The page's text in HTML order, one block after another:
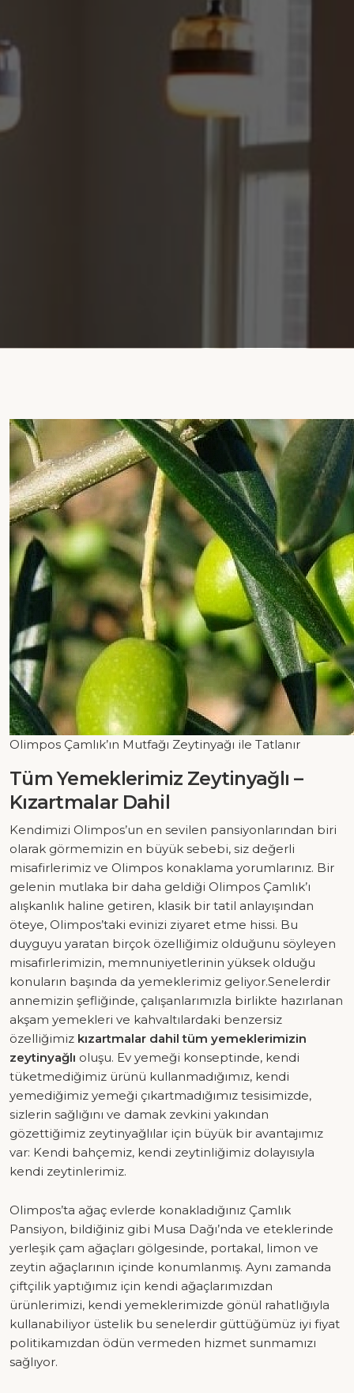
Olimpos Çamlık’ın Mutfağı Zeytinyağı ile Tatlanır
Tüm Yemeklerimiz Zeytinyağlı –
Kızartmalar Dahil
Kendimizi Olimpos’un en sevilen pansiyonlarından biri
olarak görmemizin en büyük sebebi, siz değerli
misafirlerimiz ve Olimpos konaklama yorumlarınız. Bir
gelenin mutlaka bir daha geldiği Olimpos Çamlık’ı
alışkanlık haline getiren, klasik bir tatil anlayışından
öteye, Olimpos’taki evinizi ziyaret etme hissi. Bu
duyguyu yaratan birçok özelliğimiz olduğunu söyleyen
misafirlerimizin, memnuniyetlerinin yüksek olduğu
konuların başında da yemeklerimiz geliyor.Senelerdir
annemizin şefliğinde, çalışanlarımızla birlikte hazırlanan
akşam yemekleri ve kahvaltılardaki benzersiz
özelliğimiz kızartmalar dahil tüm yemeklerimizin
zeytinyağlı oluşu. Ev yemeği konseptinde, kendi
tüketmediğimiz ürünü kullanmadığımız, kendi
yemediğimiz yemeği çıkartmadığımız tesisimizde,
sizlerin sağlığını ve damak zevkini yakından
gözettiğimiz zeytinyağlılar için büyük bir avantajımız
var: Kendi bahçemiz, kendi zeytinliğimiz dolayısıyla
kendi zeytinlerimiz.
Olimpos’ta ağaç evlerde konakladığınız Çamlık
Pansiyon, bildiğiniz gibi Musa Dağı’nda ve eteklerinde
yerleşik çam ağaçları gölgesinde, portakal, limon ve
zeytin ağaçlarının içinde konumlanmış. Aynı zamanda
çiftçilik yaptığımız için kendi ağaçlarımızdan
ürünlerimizi, kendi yemeklerimizde gönül rahatlığıyla
kullanabiliyor üstelik bu senelerdir güttüğümüz iyi fiyat
politikamızdan ödün vermeden hizmet sunmamızı
sağlıyor.